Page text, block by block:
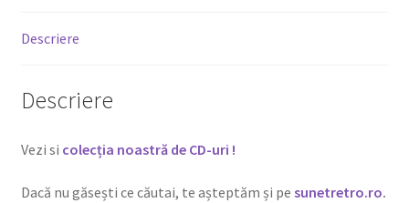
Descriere
Descriere
Vezi si colecția noastră de CD-uri !
Dacă nu găsești ce căutai, te așteptăm și pe sunetretro.ro.